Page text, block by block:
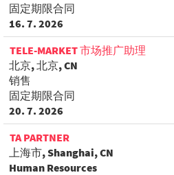
固定期限合同
16. 7. 2026
TELE-MARKET 市场推广助理
北京, 北京, CN
销售
固定期限合同
20. 7. 2026
TA PARTNER
上海市, Shanghai, CN
Human Resources